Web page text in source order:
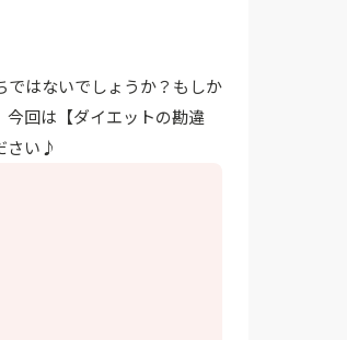
はないでしょうか？もしか
今回は【ダイエットの勘違
さい♪